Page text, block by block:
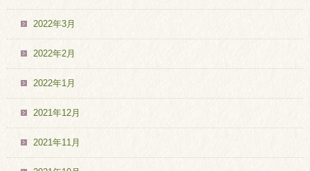
2022年3月
2022年2月
2022年1月
2021年12月
2021年11月